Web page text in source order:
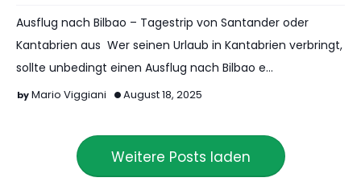
Ausflug nach Bilbao – Tagestrip von Santander oder
Kantabrien aus Wer seinen Urlaub in Kantabrien verbringt,
sollte unbedingt einen Ausflug nach Bilbao e…
Mario Viggiani August 18, 2025
Weitere Posts laden